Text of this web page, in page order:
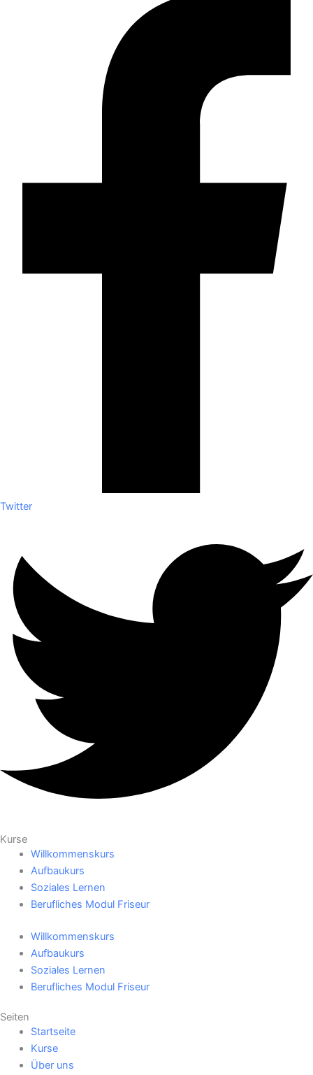
Twitter
Kurse
Willkommenskurs
Aufbaukurs
Soziales Lernen
Berufliches Modul Friseur
Willkommenskurs
Aufbaukurs
Soziales Lernen
Berufliches Modul Friseur
Seiten
Startseite
Kurse
Über uns